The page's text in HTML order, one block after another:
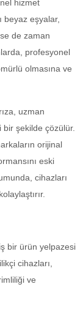
hizmet
beyaz eşyalar,
de zaman
profesyonel
olmasına ve
uzman
bir şekilde çözülür.
orijinal
eski
cihazları
bir ürün yelpazesi
cihazları,
ve